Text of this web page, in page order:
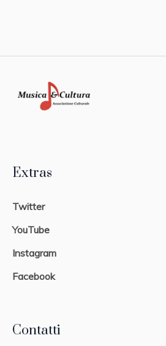
Extras
Twitter
YouTube
Instagram
Facebook
Contatti